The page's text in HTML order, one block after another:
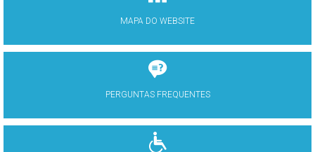
MAPA DO WEBSITE
PERGUNTAS FREQUENTES